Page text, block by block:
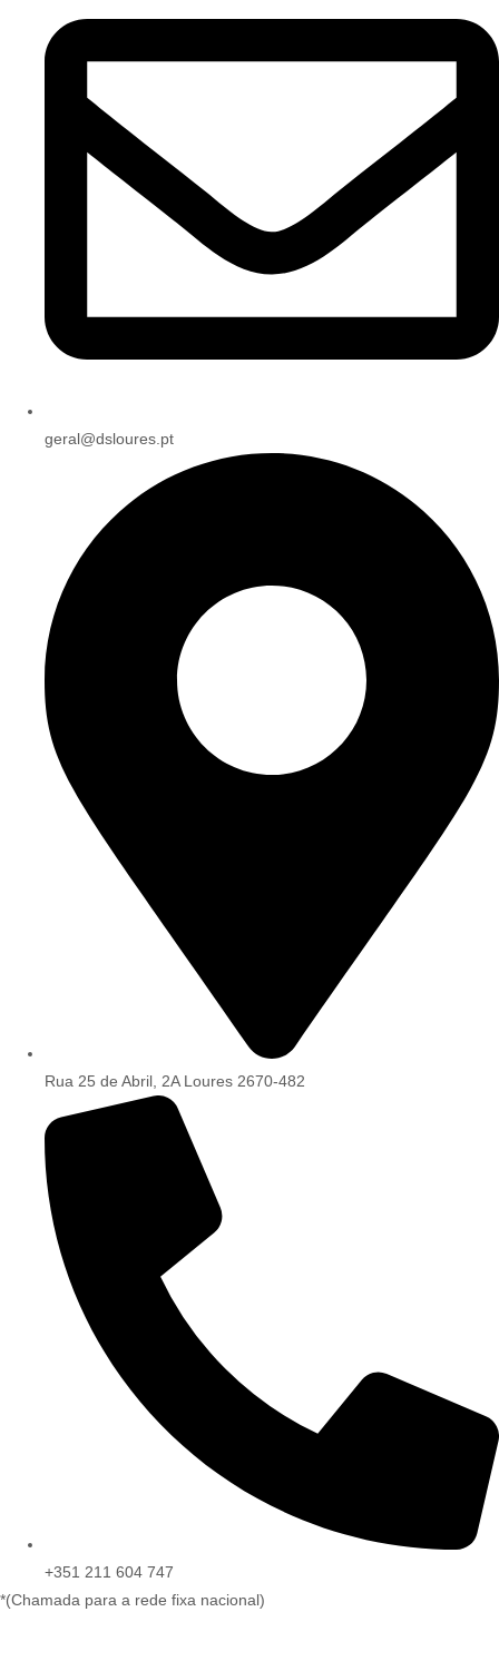
geral@dsloures.pt
Rua 25 de Abril, 2A Loures 2670-482
+351 211 604 747
*(Chamada para a rede fixa nacional)